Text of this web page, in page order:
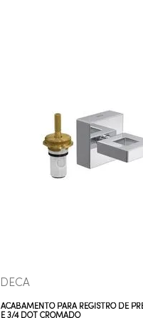
COMPRAR AGORA
DECA
ACABAMENTO PARA REGISTRO DE
E 3/4 DOT CROMADO